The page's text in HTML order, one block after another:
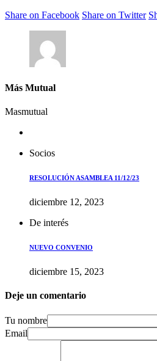
Share on Facebook Share on Twitter
Más Mutual
Masmutual
Socios
RESOLUCIÓN ASAMBLEA 11/12/23
diciembre 12, 2023
De interés
NUEVO CONVENIO
diciembre 15, 2023
Deje un comentario
Tu nombre
Email